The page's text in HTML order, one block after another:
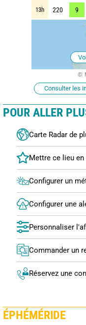
13h 220 9
Consulter les
POUR ALLER
Carte Radar de
Configurer un
Configurer une
Personnaliser
Commander un
Réservez une
ÉPHÉMÉRIDE